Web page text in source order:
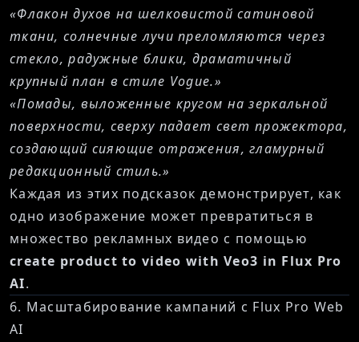
«Флакон духов на шелковистой сатиновой
ткани, солнечные лучи преломляются через
стекло, радужные блики, драматичный
крупный план в стиле Vogue.»
«Помады, выложенные кругом на зеркальной
поверхности, сверху падает свет прожектора,
создающий сияющие отражения, гламурный
редакционный стиль.»
Каждая из этих подсказок демонстрирует, как
одно изображение может превратиться в
множество рекламных видео с помощью
create product to video with Veo3 in Flux Pro
AI.
6. Масштабирование кампаний с Flux Pro Web
AI